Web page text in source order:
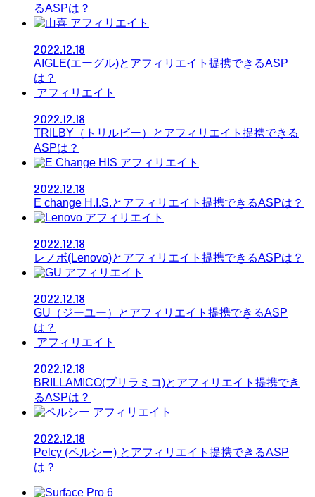
るASPは？
アフィリエイト
2022.12.18
AIGLE(エーグル)とアフィリエイト提携できるASP
は？
アフィリエイト
2022.12.18
TRILBY（トリルビー）とアフィリエイト提携できる
ASPは？
アフィリエイト
2022.12.18
E change H.I.S.とアフィリエイト提携できるASPは？
アフィリエイト
2022.12.18
レノボ(Lenovo)とアフィリエイト提携できるASPは？
アフィリエイト
2022.12.18
GU（ジーユー）とアフィリエイト提携できるASP
は？
アフィリエイト
2022.12.18
BRILLAMICO(ブリラミコ)とアフィリエイト提携でき
るASPは？
アフィリエイト
2022.12.18
Pelcy (ペルシー) とアフィリエイト提携できるASP
は？